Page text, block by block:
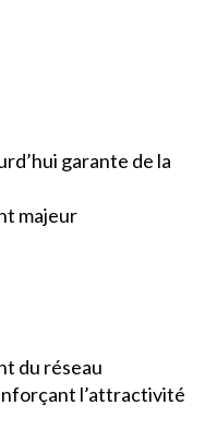
garante de la
majeur
du réseau
l’attractivité